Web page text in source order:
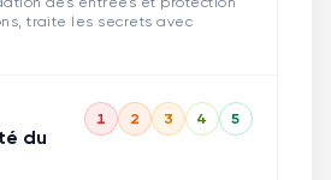
traite les secrets avec
du
1 2 3 4 5